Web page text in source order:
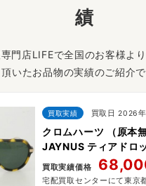
績
門店LIFEで全国のお客様よ
頂いたお品物の実績のご紹介で
買取実績 買取日 2026
クロムハーツ （原本
JAYNUS ティアドロ
アイウェア
買取実績価格
宅配買取センターにて東京